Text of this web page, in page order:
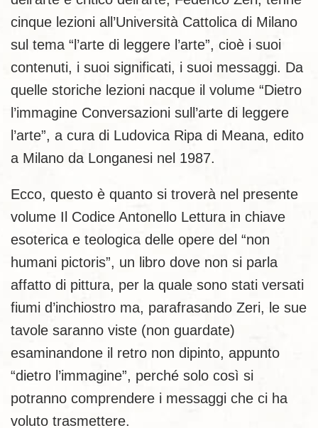
cinque lezioni all’Università Cattolica di Milano
sul tema “l’arte di leggere l’arte”, cioè i suoi
contenuti, i suoi significati, i suoi messaggi. Da
quelle storiche lezioni nacque il volume “Dietro
l’immagine Conversazioni sull’arte di leggere
l’arte”, a cura di Ludovica Ripa di Meana, edito
a Milano da Longanesi nel 1987.
Ecco, questo è quanto si troverà nel presente
volume Il Codice Antonello Lettura in chiave
esoterica e teologica delle opere del “non
humani pictoris”, un libro dove non si parla
affatto di pittura, per la quale sono stati versati
fiumi d’inchiostro ma, parafrasando Zeri, le sue
tavole saranno viste (non guardate)
esaminandone il retro non dipinto, appunto
“dietro l’immagine”, perché solo così si
potranno comprendere i messaggi che ci ha
voluto trasmettere.